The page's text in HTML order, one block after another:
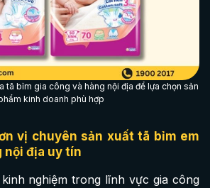
tã bỉm gia công và hàng nội địa để lựa chọn sản
kinh doanh phù hợp
vị chuyên sản xuất tã bỉm em
nội địa uy tín
nghiệm trong lĩnh vực gia công